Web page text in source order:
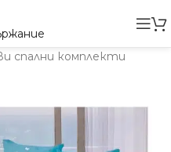
спални комплекти